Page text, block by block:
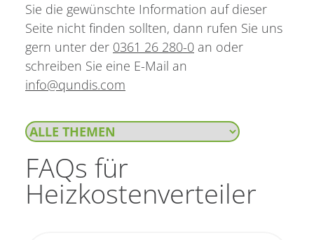
Sie die gewünschte Information auf dieser
Seite nicht finden sollten, dann rufen Sie uns
gern unter der 0361 26 280-0 an oder
schreiben Sie eine E-Mail an
info@qundis.com
FAQs für
Heizkostenverteiler